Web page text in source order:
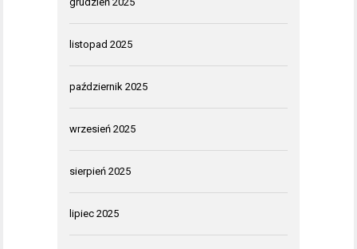
listopad 2025
październik 2025
wrzesień 2025
sierpień 2025
lipiec 2025